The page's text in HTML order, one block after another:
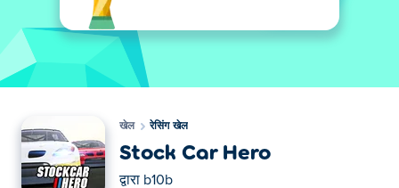
खेल रेसिंग खेल
Stock Car Hero
द्वारा b10b